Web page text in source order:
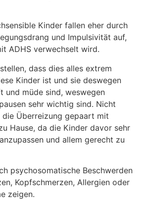
Kinder fallen eher durch
und Impulsivität auf,
ADHS verwechselt wird.
dass dies alles extrem
Kinder ist und sie deswegen
und müde sind, weswegen
sehr wichtig sind. Nicht
Überreizung gepaart mit
Hause, da die Kinder davor sehr
und allem gerecht zu
psychosomatische Beschwerden
Kopfschmerzen, Allergien oder
zeigen.